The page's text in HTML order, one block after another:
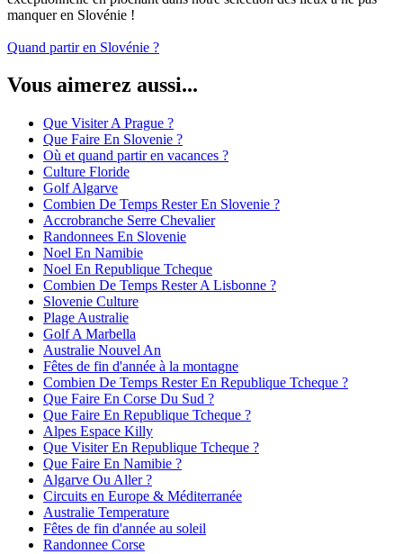
manquer en Slovénie !
Quand partir en Slovénie ?
Vous aimerez aussi...
Que Visiter A Prague ?
Que Faire En Slovenie ?
Où et quand partir en vacances ?
Culture Floride
Golf Algarve
Combien De Temps Rester En Slovenie ?
Accrobranche Serre Chevalier
Randonnees En Slovenie
Noel En Namibie
Noel En Republique Tcheque
Combien De Temps Rester A Lisbonne ?
Slovenie Culture
Plage Australie
Golf A Marbella
Australie Nouvel An
Fêtes de fin d'année à la montagne
Combien De Temps Rester En Republique Tcheque ?
Que Faire En Corse Du Sud ?
Que Faire En Republique Tcheque ?
Alpes Espace Killy
Que Visiter En Republique Tcheque ?
Que Faire En Namibie ?
Algarve Ou Aller ?
Circuits en Europe & Méditerranée
Australie Temperature
Fêtes de fin d'année au soleil
Randonnee Corse